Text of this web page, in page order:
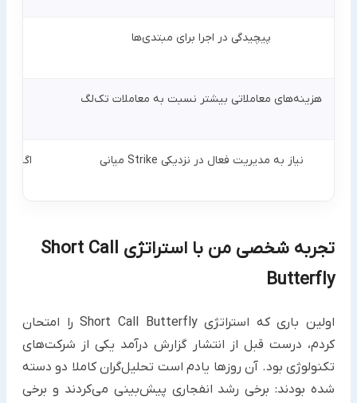
پیچیدگی در اجرا برای مبتدی‌ها
هزینه‌های معاملاتی بیشتر نسبت به معاملات تک‌لگ
نیاز به مدیریت فعال در نزدیکی Strike میانی اگر
تجربه شخصی من با استراتژی Short Call
Butterfly
اولین باری که استراتژی Short Call Butterfly را امتحان
کردم، درست قبل از انتشار گزارش درآمد یکی از شرکت‌های
تکنولوژی بود. آن روزها یادم است تحلیل‌گران کاملا دو دسته
شده بودند: برخی رشد انفجاری پیش‌بینی می‌کردند و برخی